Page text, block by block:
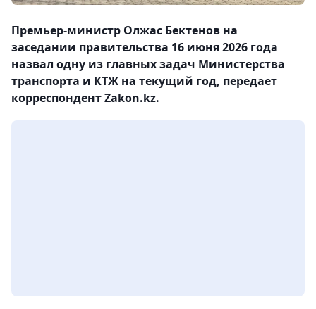
Премьер-министр Олжас Бектенов на
заседании правительства 16 июня 2026 года
назвал одну из главных задач Министерства
транспорта и КТЖ на текущий год, передает
корреспондент Zakon.kz.